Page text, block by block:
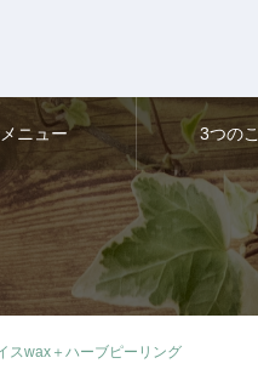
ニュー 3つの
スwax＋ハーブピーリング